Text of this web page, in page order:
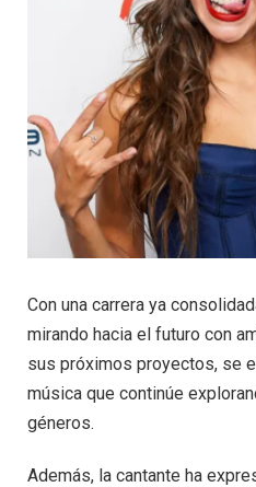
Con una carrera ya
mirando hacia el futuro con
sus próximos proyectos, se
música que continúe
géneros.
Además, la cantante ha